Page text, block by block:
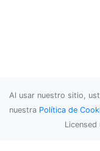
Al usar nuestro sitio,
nuestra Política de
Licensed